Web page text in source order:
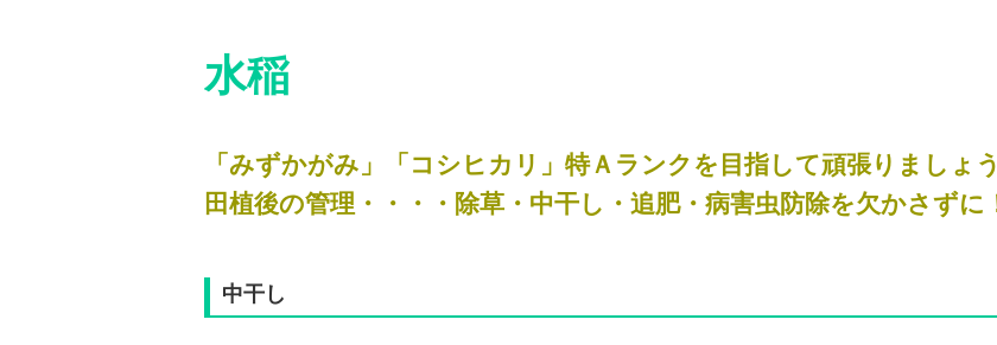
水稲
「みずかがみ」「コシヒカリ」特Ａランクを目指して頑張りましょう
田植後の管理・・・・除草・中干し・追肥・病害虫防除を欠かさずに
中干し